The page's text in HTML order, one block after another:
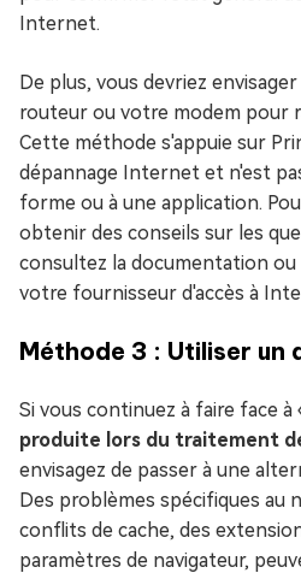
Internet.
De plus, vous devriez
routeur ou votre modem pour
Cette méthode s'appuie sur
dépannage Internet et n'est
forme ou à une application.
obtenir des conseils sur les
consultez la documentation
votre fournisseur d'accès à
Méthode 3 : Utiliser un
Si vous continuez à faire face à
produite lors du traitement
envisagez de passer à une
Des problèmes spécifiques au
conflits de cache, des
paramètres de navigateur,